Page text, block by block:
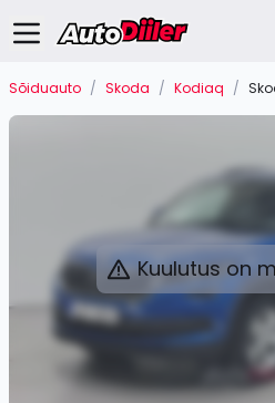
Sõiduauto / Skoda / Kodiaq /
Kuulutus on